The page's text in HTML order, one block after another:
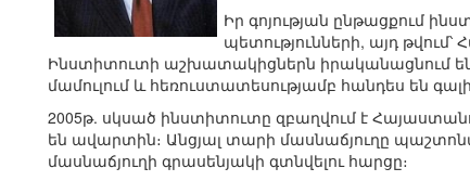
Իր գոյության ընթացքում
պետությունների, այդ
Ինստիտուտի աշխատակիցներն իրականացնում
մամուլում և հեռուստատեսությամբ հանդես են
2005թ. սկսած ինստիտուտը զբաղվում է
են ավարտին։ Անցյալ տարի մասնաճյուղը
մասնաճյուղի գրասենյակի գտնվելու հարցը։